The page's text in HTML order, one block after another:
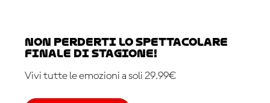
Non perderti lo spettacolare
finale di stagione!
Vivi tutte le emozioni a soli 29.99€